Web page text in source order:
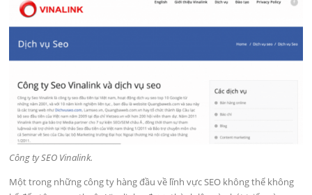
Công ty SEO Vinalink.
Một trong những công ty hàng đầu về lĩnh vực SEO không thể không